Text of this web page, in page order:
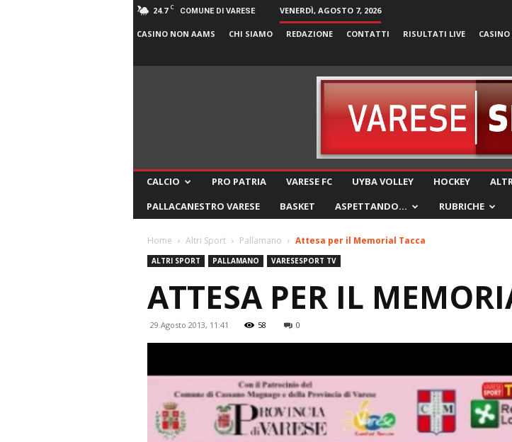
24.7 C COMUNE DI VARESE VENERDÌ, AGOSTO 7, 2026
CASINO NON AAMS CHI SIAMO REDAZIONE CONTATTI RISULTATI LIVE
CALCIO PRO PATRIA VARESE FC UYBA VOLLEY HOCKEY
PALLACANESTRO VARESE
BASKET ASPETTANDO… RUBRICHE
Home Altri Sport Pallamano Attesa per il Memorial Tacca
ALTRI SPORT PALLAMANO VARESESPORT TV
ATTESA PER IL
29 Agosto 2013, 11:41 58 0